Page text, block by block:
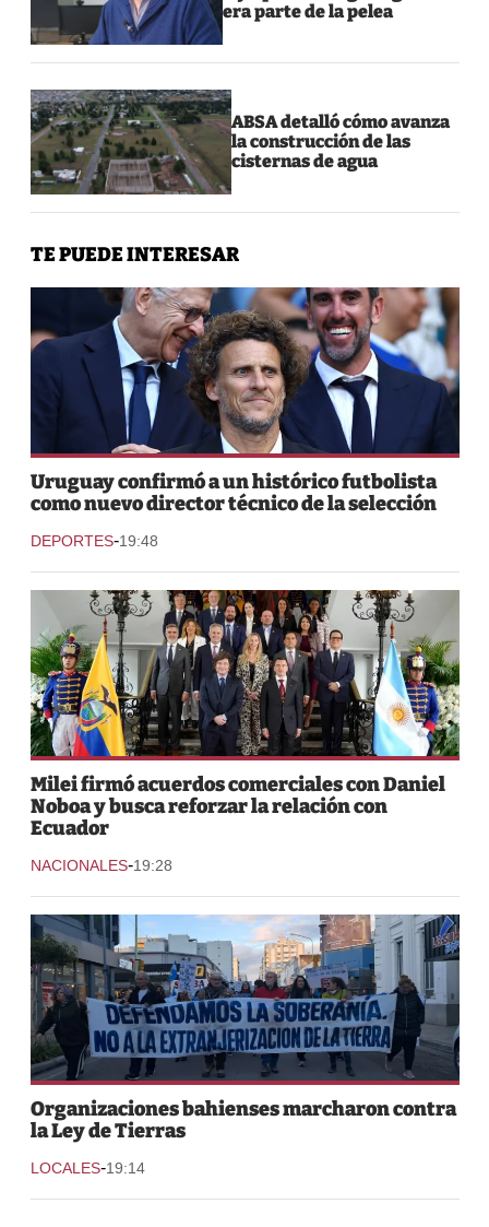
era parte de la pelea
ABSA detalló cómo avanza
la construcción de las
cisternas de agua
TE PUEDE INTERESAR
Uruguay confirmó a un histórico futbolista
como nuevo director técnico de la selección
DEPORTES-19:48
Milei firmó acuerdos comerciales con Daniel
Noboa y busca reforzar la relación con
Ecuador
NACIONALES-19:28
Organizaciones bahienses marcharon contra
la Ley de Tierras
LOCALES-19:14